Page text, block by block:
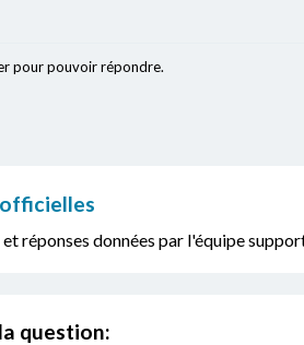
pour pouvoir répondre.
réponses données par l'équipe
question: